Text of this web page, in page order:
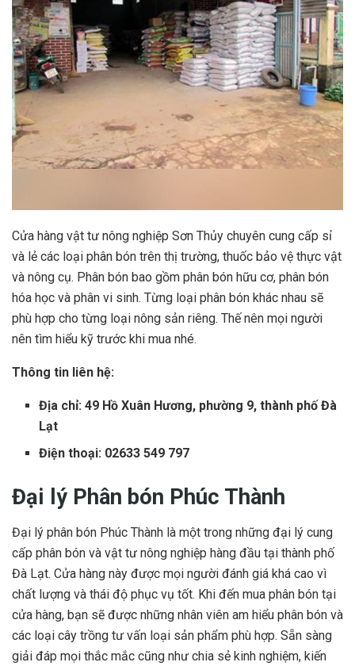
Cửa hàng vật tư nông nghiệp Sơn Thủy chuyên cung cấp sỉ
và lẻ các loại phân bón trên thị trường, thuốc bảo vệ thực vật
và nông cụ. Phân bón bao gồm phân bón hữu cơ, phân bón
hóa học và phân vi sinh. Từng loại phân bón khác nhau sẽ
phù hợp cho từng loại nông sản riêng. Thế nên mọi người
nên tìm hiểu kỹ trước khi mua nhé.
Thông tin liên hệ:
Địa chỉ: 49 Hồ Xuân Hương, phường 9, thành phố Đà
Lạt
Điện thoại: 02633 549 797
Đại lý Phân bón Phúc Thành
Đại lý phân bón Phúc Thành là một trong những đại lý cung
cấp phân bón và vật tư nông nghiệp hàng đầu tại thành phố
Đà Lạt. Cửa hàng này được mọi người đánh giá khá cao vì
chất lượng và thái độ phục vụ tốt. Khi đến mua phân bón tại
cửa hàng, bạn sẽ được những nhân viên am hiểu phân bón và
các loại cây trồng tư vấn loại sản phẩm phù hợp. Sẵn sàng
giải đáp mọi thắc mắc cũng như chia sẻ kinh nghiệm, kiến